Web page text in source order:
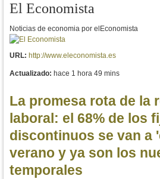
El Economista
Noticias de economia por elEconomista
URL: http://www.eleconomista.es
Actualizado: hace 1 hora 49 mins
La promesa rota de la
laboral: el 68% de los
discontinuos se van a
verano y ya son los
temporales